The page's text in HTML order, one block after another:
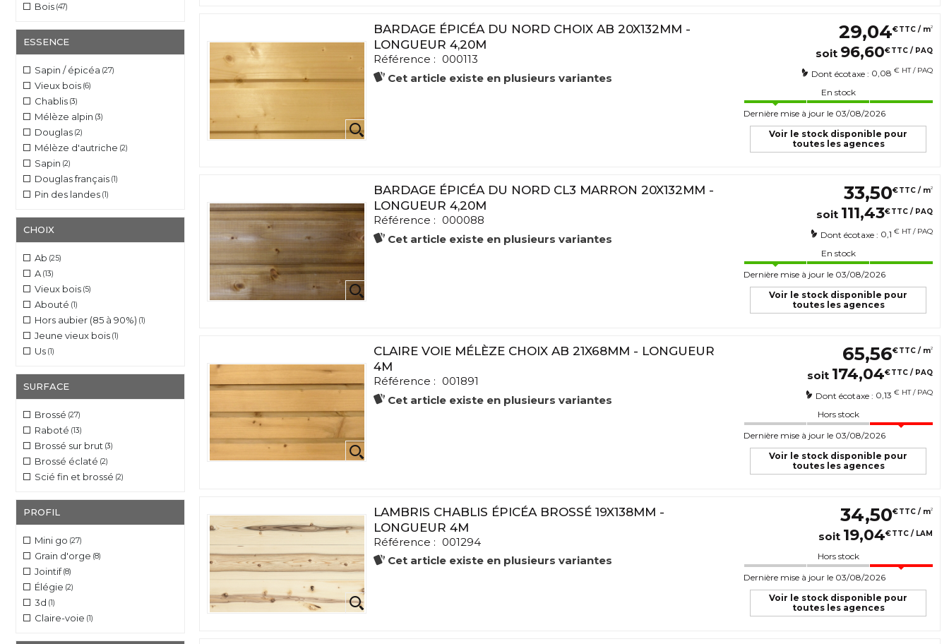
Bois (47)
ESSENCE
Sapin / épicéa (27)
Vieux bois (6)
Chablis (3)
Mélèze alpin (3)
Douglas (2)
Mélèze d'autriche (2)
Sapin (2)
Douglas français (1)
Pin des landes (1)
CHOIX
Ab (25)
A (13)
Vieux bois (5)
Abouté (1)
Hors aubier (85 à 90%) (1)
Jeune vieux bois (1)
Us (1)
SURFACE
Brossé (27)
Raboté (13)
Brossé sur brut (3)
Brossé éclaté (2)
Scié fin et brossé (2)
PROFIL
Mini go (27)
Grain d'orge (8)
Jointif (8)
Élégie (2)
3d (1)
Claire-voie (1)
BARDAGE ÉPICÉA DU NORD CHOIX AB 20X132MM -
LONGUEUR 4,20M
Référence : 000113
Cet article existe en plusieurs variantes
29,04€TTC / m2
soit 96,60€TTC / PAQ
Dont écotaxe : 0,08 € HT / PAQ
En stock
Dernière mise à jour le 03/08/2026
Voir le stock disponible pour
toutes les agences
BARDAGE ÉPICÉA DU NORD CL3 MARRON 20X132MM -
LONGUEUR 4,20M
Référence : 000088
Cet article existe en plusieurs variantes
33,50€TTC / m2
soit 111,43€TTC / PAQ
Dont écotaxe : 0,1 € HT / PAQ
En stock
Dernière mise à jour le 03/08/2026
Voir le stock disponible pour
toutes les agences
CLAIRE VOIE MÉLÈZE CHOIX AB 21X68MM - LONGUEUR
4M
Référence : 001891
Cet article existe en plusieurs variantes
65,56€TTC / m2
soit 174,04€TTC / PAQ
Dont écotaxe : 0,13 € HT / PAQ
Hors stock
Dernière mise à jour le 03/08/2026
Voir le stock disponible pour
toutes les agences
LAMBRIS CHABLIS ÉPICÉA BROSSÉ 19X138MM -
LONGUEUR 4M
Référence : 001294
Cet article existe en plusieurs variantes
34,50€TTC / m2
soit 19,04€TTC / LAM
Hors stock
Dernière mise à jour le 03/08/2026
Voir le stock disponible pour
toutes les agences